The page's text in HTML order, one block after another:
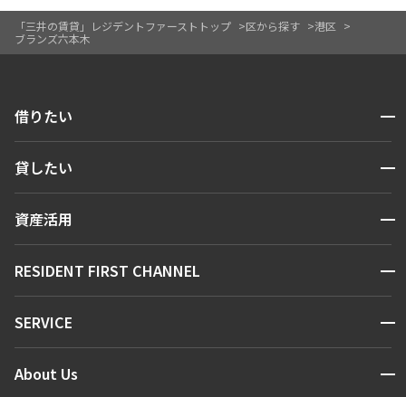
「三井の賃貸」レジデントファーストトップ 区から探す
港区
ブランズ六本木
借りたい 開閉
人気エリアから探す
新着情報から探す
新着募集情報
貸したい 開閉
お問い合わせ
資産活用 開閉
お問い合わせ
RESIDENT FIRST CHANNEL 開閉
マンションレポート
住まいのコラム
SERVICE 開閉
会員ページ
About Us 開閉